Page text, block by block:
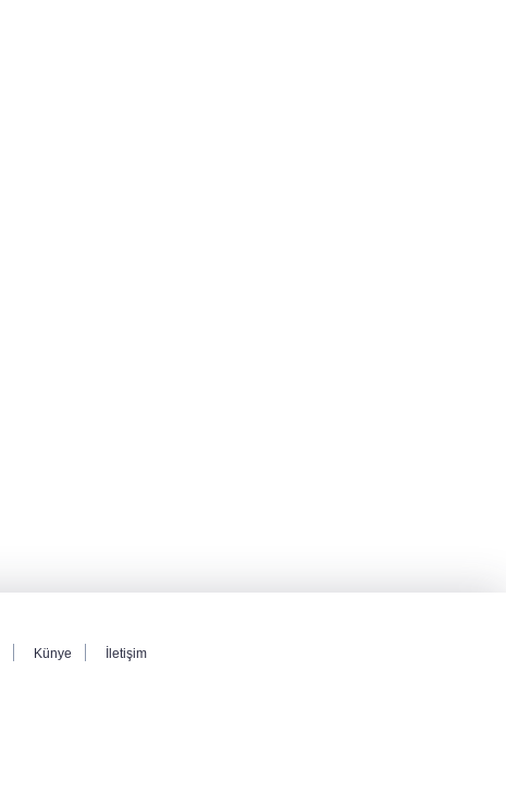
Künye İletişim